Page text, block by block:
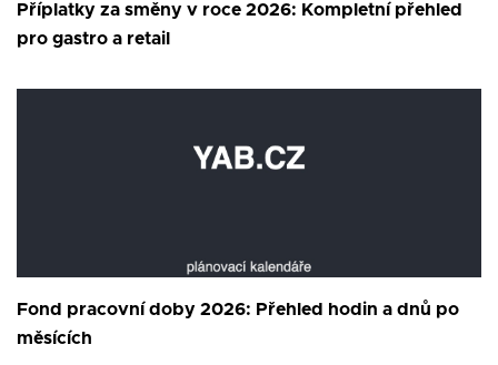
Příplatky za směny v roce 2026: Kompletní přehled
pro gastro a retail
Fond pracovní doby 2026: Přehled hodin a dnů po
měsících